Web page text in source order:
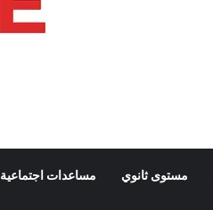
مساعدات اجتماعية مستوى ثانوي